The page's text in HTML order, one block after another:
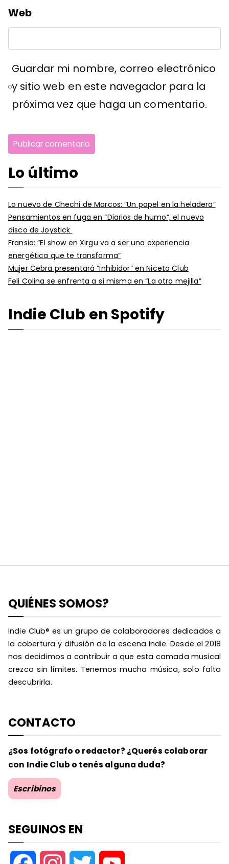
Web
Guardar mi nombre, correo electrónico
y sitio web en este navegador para la
próxima vez que haga un comentario.
Lo último
Lo nuevo de Chechi de Marcos: “Un papel en la heladera”
Pensamientos en fuga en “Diarios de humo”, el nuevo
disco de Joystick
Fransia: “El show en Xirgu va a ser una experiencia
energética que te transforma”
Mujer Cebra presentará “Inhibidor” en Niceto Club
Feli Colina se enfrenta a sí misma en “La otra mejilla”
Indie Club en Spotify
QUIÉNES SOMOS?
Indie Club® es un grupo de colaboradores dedicados a
la cobertura y difusión de la escena Indie. Desde el 2018
nos decidimos a contribuir a que esta camada musical
crezca sin límites. Tenemos mucha música, solo falta
descubrirla.
CONTACTO
¿Sos fotógrafo o redactor? ¿Querés colaborar
con Indie Club o tenés alguna duda?
Escribinos
SEGUINOS EN